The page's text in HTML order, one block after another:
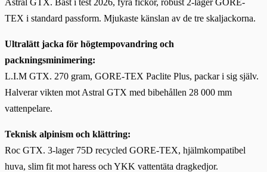
TEX i standard passform. Mjukaste känslan av de tre skaljackorna.
Ultralätt jacka för högtempovandring och
packningsminimering:
L.I.M GTX. 270 gram, GORE-TEX Paclite Plus, packar i sig själv.
Halverar vikten mot Astral GTX med bibehållen 28 000 mm
vattenpelare.
Teknisk alpinism och klättring:
Roc GTX. 3-lager 75D recycled GORE-TEX, hjälmkompatibel
huva, slim fit mot haress och YKK vattentäta dragkedjor.